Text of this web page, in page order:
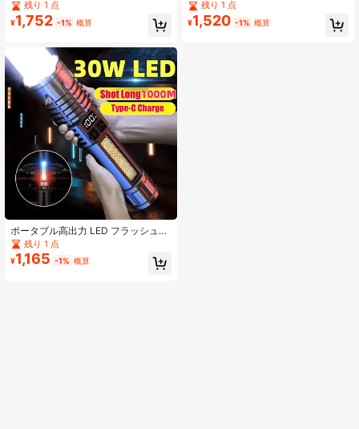
ン アウトドア 3モード マルチファン
クション 動体センサー付き 太陽光充
電 誘導ライト 72LED/55LED 2種類
ス ガーデン ストリートライト デコ
ラティブフラッドライト
残り 1 点
¥1,752 -1% 概算
ポータブル高出力 LED フラッシュラ
イト ディスプレイ付き 充電式 ミリ
タリー戦術的 フラッシュライト 内蔵
18650 バッテリー 緊急 スポットライ
残り 1 点
¥1,165 -1% 概算
ー式人感センサー付きLEDウォール
ライト。タングステンフィラメント
の温かな光、屋外用防水・2WAY(壁
残り 1 点
¥1,520 -1% 概算